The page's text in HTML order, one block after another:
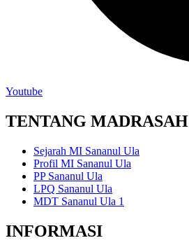
Youtube
TENTANG MADRASAH
Sejarah MI Sananul Ula
Profil MI Sananul Ula
PP Sananul Ula
LPQ Sananul Ula
MDT Sananul Ula 1
INFORMASI